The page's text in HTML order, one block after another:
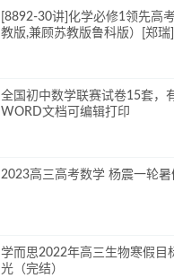
[8892-30讲]化学必修1领先高
教版,兼顾苏教版鲁科版）[郑瑞]
全国初中数学联赛试卷15套，
WORD文档可编辑打印
2023高三高考数学 杨震一轮
学而思2022年高三生物寒假目
光（完结）